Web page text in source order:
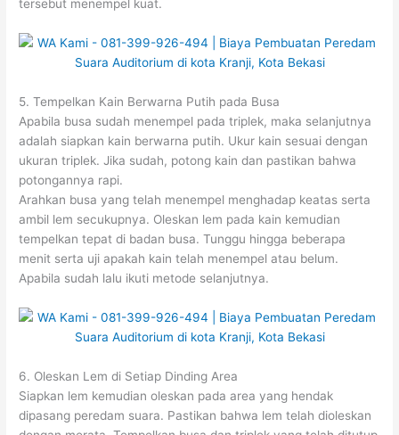
tersebut menempel kuat.
5. Tempelkan Kain Berwarna Putih pada Busa
Apabila busa sudah menempel pada triplek, maka selanjutnya
adalah siapkan kain berwarna putih. Ukur kain sesuai dengan
ukuran triplek. Jika sudah, potong kain dan pastikan bahwa
potongannya rapi.
Arahkan busa yang telah menempel menghadap keatas serta
ambil lem secukupnya. Oleskan lem pada kain kemudian
tempelkan tepat di badan busa. Tunggu hingga beberapa
menit serta uji apakah kain telah menempel atau belum.
Apabila sudah lalu ikuti metode selanjutnya.
6. Oleskan Lem di Setiap Dinding Area
Siapkan lem kemudian oleskan pada area yang hendak
dipasang peredam suara. Pastikan bahwa lem telah dioleskan